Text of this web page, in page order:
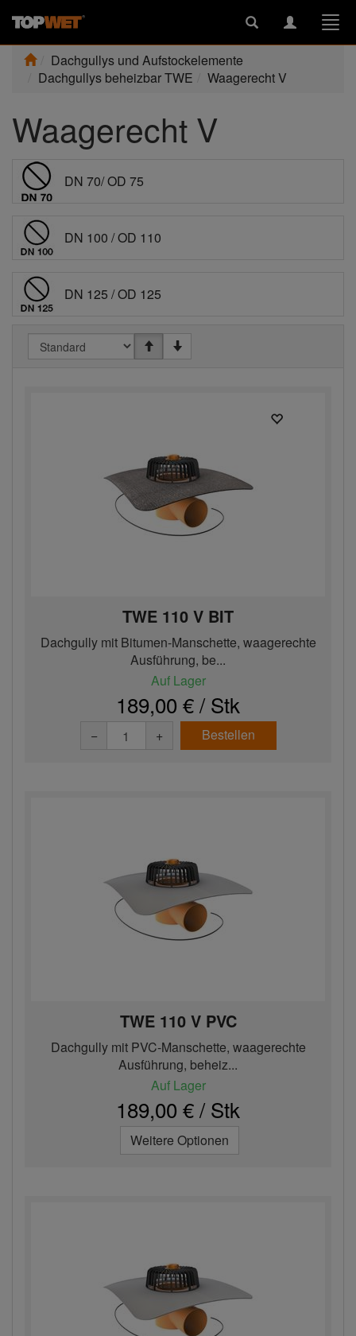
Toggle
Toggle
Dachgullys und Aufstockelemente
Dachgullys beheizbar TWE
Waagerecht V
Waagerecht V
DN 70/ OD 75
DN 100 / OD 110
DN 125 / OD 125
TWE 110 V BIT
Dachgully mit Bitumen-Manschette, waagerechte
Ausführung, be...
Auf Lager
189,00 € / Stk
− + Bestellen
TWE 110 V PVC
Dachgully mit PVC-Manschette, waagerechte
Ausführung, beheiz...
Auf Lager
189,00 € / Stk
Weitere Optionen